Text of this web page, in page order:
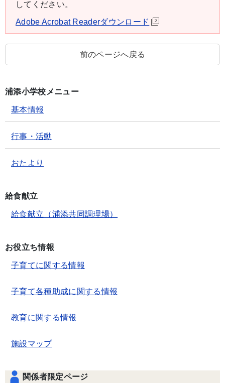
してください。
Adobe Acrobat Readerダウンロード
前のページへ戻る
浦添小学校メニュー
基本情報
行事・活動
おたより
給食献立
給食献立（浦添共同調理場）
お役立ち情報
子育てに関する情報
子育て各種助成に関する情報
教育に関する情報
施設マップ
関係者限定ページ